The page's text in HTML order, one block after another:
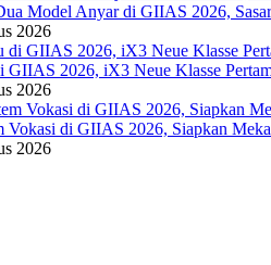
Model Anyar di GIIAS 2026, Sasar
2026
2026, iX3 Neue Klasse
2026
Vokasi di GIIAS 2026, Siapkan
2026